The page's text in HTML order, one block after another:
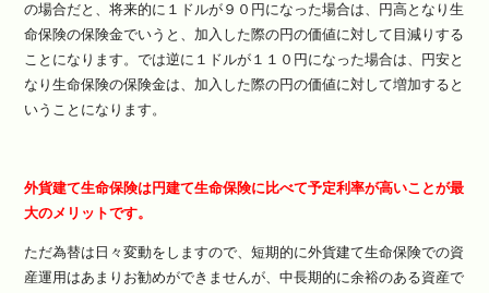
の場合だと、将来的に１ドルが９０円になった場合は、円高となり生
命保険の保険金でいうと、加入した際の円の価値に対して目減りする
ことになります。では逆に１ドルが１１０円になった場合は、円安と
なり生命保険の保険金は、加入した際の円の価値に対して増加すると
いうことになります。
外貨建て生命保険は円建て生命保険に比べて予定利率が高いことが最
大のメリットです。
ただ為替は日々変動をしますので、短期的に外貨建て生命保険での資
産運用はあまりお勧めができませんが、中長期的に余裕のある資産で